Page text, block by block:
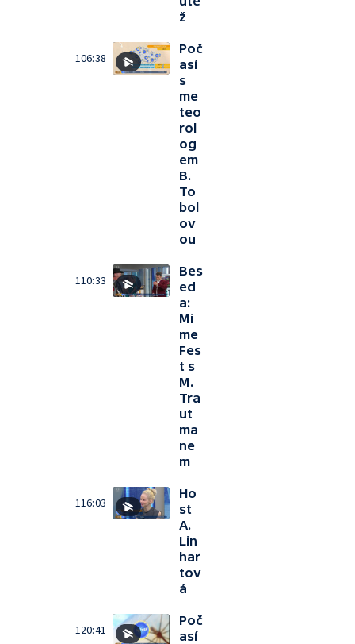
ž
106:38
Poč
así
s
me
teo
rol
og
em
B.
To
bol
ov
ou
110:33
Bes
ed
a:
Mi
me
Fes
t s
M.
Tra
ut
ma
ne
m
116:03
Ho
st
A.
Lin
har
tov
á
120:41
Poč
así